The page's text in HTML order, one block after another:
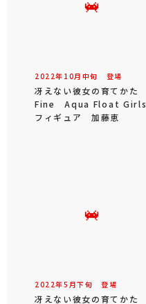
2022年 10月 中旬 登場
冴えない彼女の育てかた
Fine Aqua Float Girls
フィギュア 加藤恵
2022年5 月下旬 登場
冴えない彼女の育てかた